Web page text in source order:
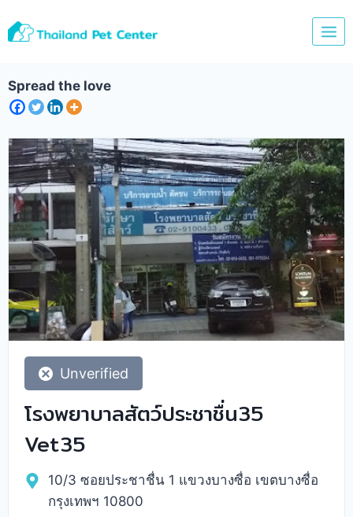
to
Spread the love
Unverified
โรงพยาบาลสัตว์ประชาชื่น35
Vet35
10/3 ซอยประชาชื่น 1 แขวงบางซื่อ เขตบางซื่อ
กรุงเทพฯ 10800